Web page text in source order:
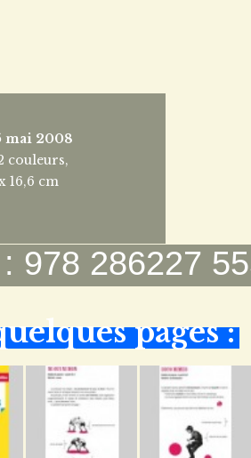
mai 2008
couleurs,
16,6 cm
978 286227
pages :